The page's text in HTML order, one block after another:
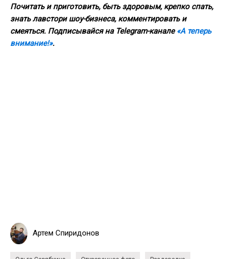
Почитать и приготовить, быть здоровым, крепко спать,
знать лавстори шоу-бизнеса, комментировать и
смеяться. Подписывайся на Telegram-канале«А теперь
внимание!».
Артем Спиридонов